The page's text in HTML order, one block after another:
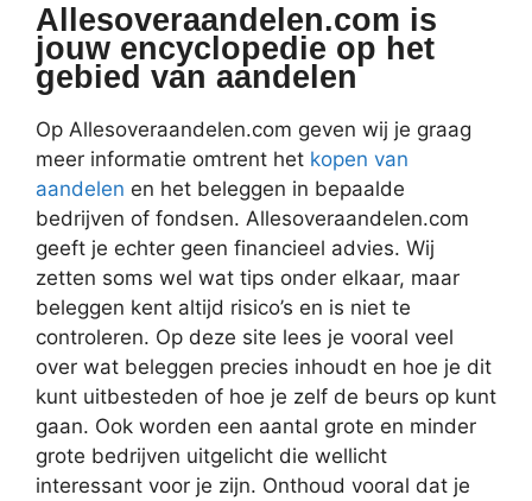
Allesoveraandelen.com is
jouw encyclopedie op het
gebied van aandelen
Op Allesoveraandelen.com geven wij je graag
meer informatie omtrent het kopen van
aandelen en het beleggen in bepaalde
bedrijven of fondsen. Allesoveraandelen.com
geeft je echter geen financieel advies. Wij
zetten soms wel wat tips onder elkaar, maar
beleggen kent altijd risico’s en is niet te
controleren. Op deze site lees je vooral veel
over wat beleggen precies inhoudt en hoe je dit
kunt uitbesteden of hoe je zelf de beurs op kunt
gaan. Ook worden een aantal grote en minder
grote bedrijven uitgelicht die wellicht
interessant voor je zijn. Onthoud vooral dat je